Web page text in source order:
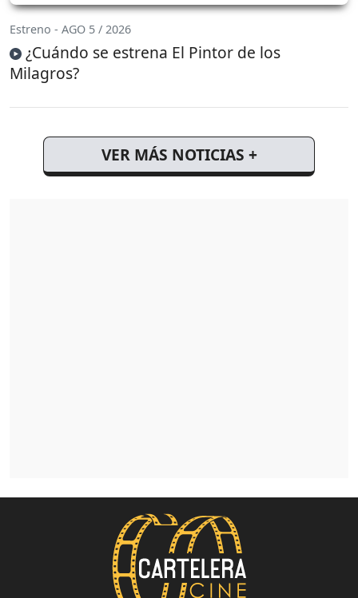
Estreno - AGO 5 / 2026
¿Cuándo se estrena El Pintor de los
Milagros?
VER MÁS NOTICIAS +